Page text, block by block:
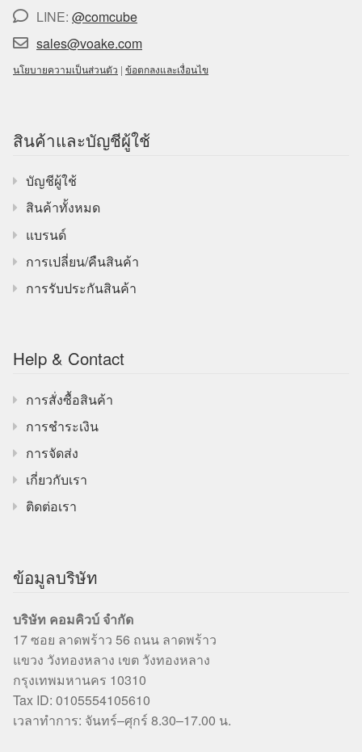
LINE: @comcube
sales@voake.com
นโยบายความเป็นส่วนตัว | ข้อตกลงและเงื่อนไข
สินค้าและบัญชีผู้ใช้
บัญชีผู้ใช้
สินค้าทั้งหมด
แบรนด์
การเปลี่ยน/คืนสินค้า
การรับประกันสินค้า
Help & Contact
การสั่งซื้อสินค้า
การชำระเงิน
การจัดส่ง
เกี่ยวกับเรา
ติดต่อเรา
ข้อมูลบริษัท
บริษัท คอมคิวบ์ จำกัด
17 ซอย ลาดพร้าว 56 ถนน ลาดพร้าว
แขวง วังทองหลาง เขต วังทองหลาง
กรุงเทพมหานคร 10310
Tax ID: 0105554105610
เวลาทำการ: จันทร์–ศุกร์ 8.30–17.00 น.